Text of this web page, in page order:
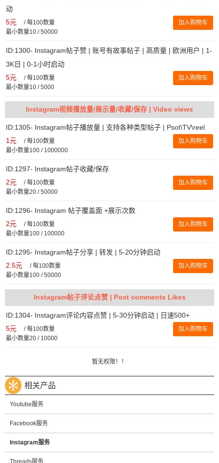
动
5元 /每100数量
最小数量10 / 50000
加入购物车
ID:1300- Instagram帖子赞 | 账号有故事帖子 | 高质量 | 欧洲用户 | 1-
3K日 | 0-1小时启动
5元 /每100数量
最小数量10 / 5000
加入购物车
Instagram视频播放量/展示量/收藏/保存 | Video views
ID:1305- Instagram帖子播放量 | 支持各种类型帖子 | Psot\TV\reel
1元 /每100数量
最小数量100 / 1000000
加入购物车
ID:1297- Instagram帖子收藏/保存
2元 /每100数量
最小数量20 / 50000
加入购物车
ID:1296- Instagram 帖子覆盖面 +展示次数
2元 /每100数量
最小数量100 / 100000
加入购物车
ID:1295- Instagram帖子分享 | 转发 | 5-20分钟启动
2.5元 /每100数量
最小数量100 / 50000
加入购物车
Instagram帖子评论点赞 | Post comments Likes
ID:1304- Instagram评论内容点赞 | 5-30分钟启动 | 日速500+
5元 /每100数量
最小数量20 / 10000
加入购物车
暂无权限！！
相关产品
Youtube服务
Facebook服务
Instagram服务
Threads服务